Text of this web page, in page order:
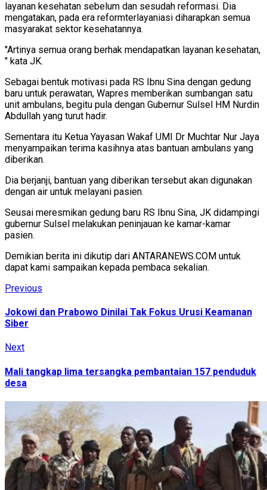
layanan kesehatan sebelum dan sesudah reformasi. Dia
mengatakan, pada era reformterlayaniasi diharapkan semua
masyarakat sektor kesehatannya.
"Artinya semua orang berhak mendapatkan layanan kesehatan,
" kata JK.
Sebagai bentuk motivasi pada RS Ibnu Sina dengan gedung
baru untuk perawatan, Wapres memberikan sumbangan satu
unit ambulans, begitu pula dengan Gubernur Sulsel HM Nurdin
Abdullah yang turut hadir.
Sementara itu Ketua Yayasan Wakaf UMI Dr Muchtar Nur Jaya
menyampaikan terima kasihnya atas bantuan ambulans yang
diberikan.
Dia berjanji, bantuan yang diberikan tersebut akan digunakan
dengan air untuk melayani pasien.
Seusai meresmikan gedung baru RS Ibnu Sina, JK didampingi
gubernur Sulsel melakukan peninjauan ke kamar-kamar
pasien.
Demikian berita ini dikutip dari ANTARANEWS.COM untuk
dapat kami sampaikan kepada pembaca sekalian.
Continue
Reading
Previous
Jokowi dan Prabowo Dinilai Tak Fokus Urusi Keamanan
Siber
NextNext
Mali tangkap lima tersangka pembantaian 157 penduduk
desa